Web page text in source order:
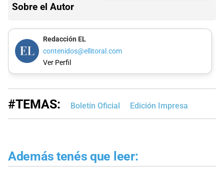
Sobre el Autor
Redacción EL
contenidos@ellitoral.com
Ver Perfil
#TEMAS: Boletín Oficial Edición Impresa
Además tenés que leer: